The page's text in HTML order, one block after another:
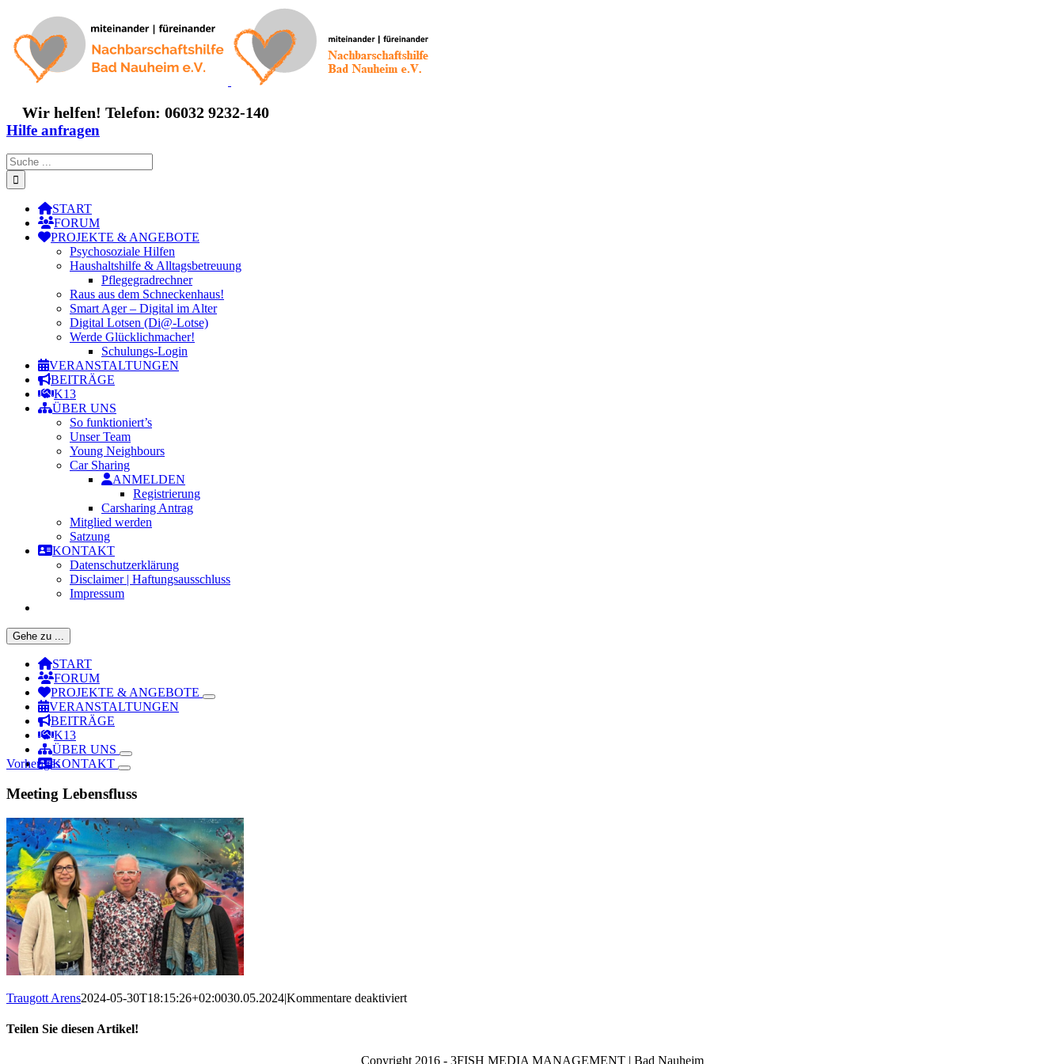
springen
Wir helfen! Telefon: 06032 9232-140
Hilfe anfragen
Suche
nach:
START
FORUM
PROJEKTE & ANGEBOTE
Psychosoziale Hilfen
Haushaltshilfe & Alltagsbetreuung
Pflegegradrechner
Raus aus dem Schneckenhaus!
Smart Ager – Digital im Alter
Digital Lotsen (Di@-Lotse)
Werde Glücklichmacher!
Schulungs-Login
VERANSTALTUNGEN
BEITRÄGE
K13
ÜBER UNS
So funktioniert’s
Unser Team
Young Neighbours
Car Sharing
ANMELDEN
Registrierung
Carsharing Antrag
Mitglied werden
Satzung
KONTAKT
Datenschutzerklärung
Disclaimer | Haftungsausschluss
Impressum
Gehe zu ...
START
FORUM
PROJEKTE & ANGEBOTE
VERANSTALTUNGEN
BEITRÄGE
K13
ÜBER UNS
KONTAKT
Vorheriges
Meeting Lebensfluss
Traugott Arens2024-05-30T18:15:26+02:0030.05.2024|Kommentare deaktiviertfür
Teilen Sie diesen Artikel!
Copyright 2016 - 3FISH MEDIA MANAGEMENT | Bad Nauheim